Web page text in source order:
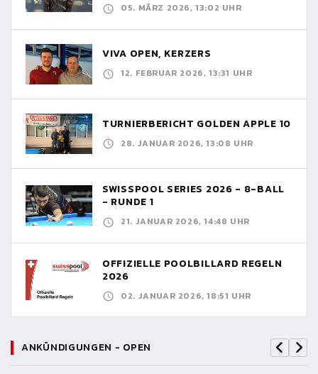
05. MÄRZ 2026, 13:02 UHR
VIVA OPEN, KERZERS
12. FEBRUAR 2026, 13:31 UHR
TURNIERBERICHT GOLDEN APPLE 10
28. JANUAR 2026, 13:08 UHR
SWISSPOOL SERIES 2026 - 8-BALL
- RUNDE 1
21. JANUAR 2026, 14:48 UHR
OFFIZIELLE POOLBILLARD REGELN
2026
02. JANUAR 2026, 18:51 UHR
ANKÜNDIGUNGEN - OPEN